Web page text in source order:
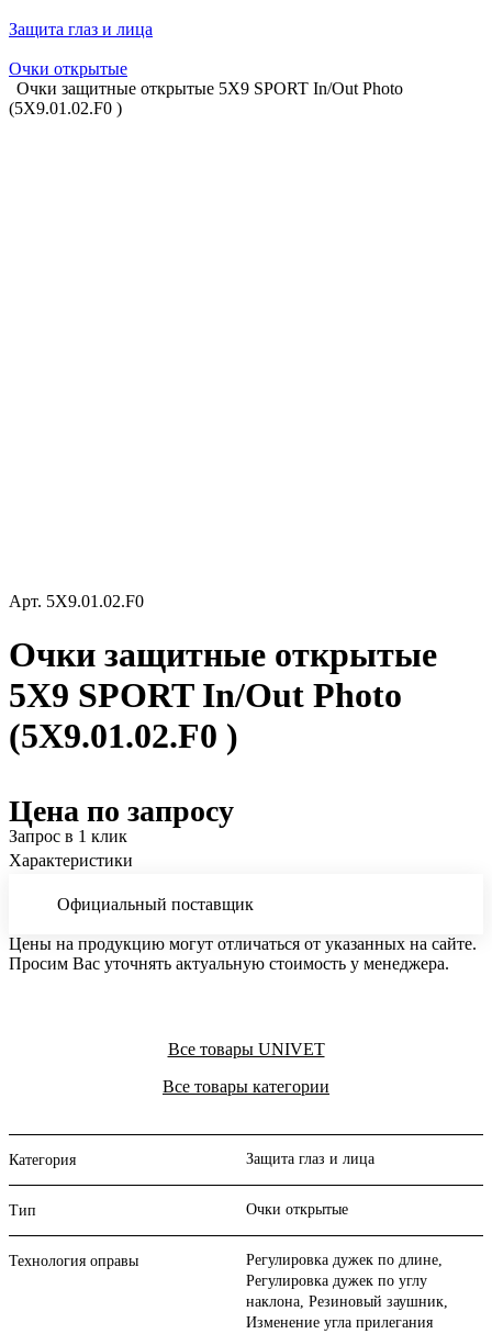
Защита глаз и лица
Очки открытые
Очки защитные открытые 5X9 SPORT In/Out Photo
(5X9.01.02.F0 )
Арт. 5X9.01.02.F0
Очки защитные открытые
5X9 SPORT In/Out Photo
(5X9.01.02.F0 )
Цена по запросу
Запрос в 1 клик
Характеристики
Официальный поставщик
Цены на продукцию могут отличаться от указанных на сайте.
Просим Вас уточнять актуальную стоимость у менеджера.
Все товары UNIVET
Все товары категории
Категория Защита глаз и лица
Тип Очки открытые
Технология оправы
Регулировка дужек по длине,
Регулировка дужек по углу
наклона, Резиновый заушник,
Изменение угла прилегания